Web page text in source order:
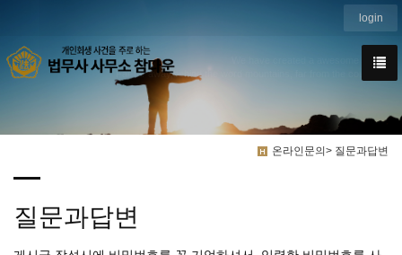
login
We have created a awesome theme
Far far away,behind the word mountains, far from the countries
온라인문의> 질문과답변
질문과답변